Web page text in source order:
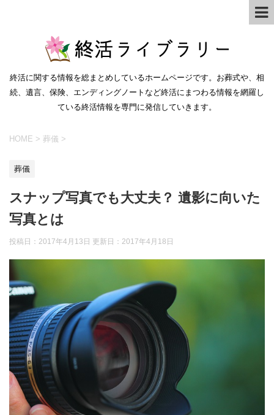
終活に関する情報を総まとめしているホームページです。お葬式や、相
続、遺言、保険、エンディングノートなど終活にまつわる情報を網羅し
ている終活情報を専門に発信していきます。
HOME > 葬儀 >
葬儀
スナップ写真でも大丈夫？ 遺影に向いた
写真とは
投稿日：2017年4月13日 更新日： 2017年4月18日